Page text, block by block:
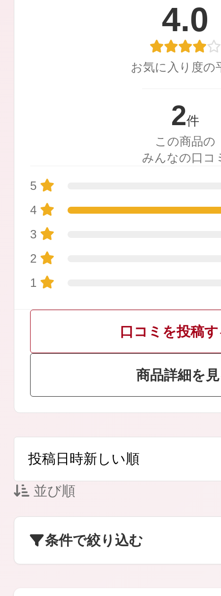
スキンケア人気ライン
ドレスリフト
スキンクリア
クレンズオイル
ボディケア
4.0
お気に入り度の
2件
この商品の
みんなの口コ
5
4
3
2
1
商品詳細を
口コミを投稿
並び順
条件で絞り込む